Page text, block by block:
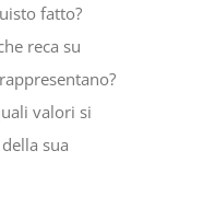
fatto?
reca su
valori si
sua